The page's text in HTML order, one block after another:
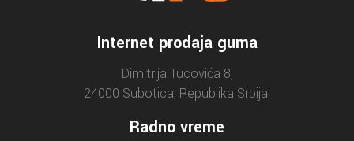
Internet prodaja guma
Dimitrija Tucovića 8,
24000 Subotica, Republika Srbija.
Radno vreme